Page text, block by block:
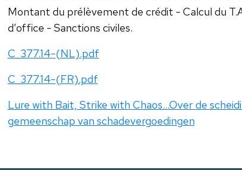
Montant du prélèvement de crédit - Calcul du
d’office - Sanctions civiles.
C_377.14-(NL).pdf
C_377.14-(FR).pdf
Lure with Bait, Strike with Chaos…Over de
gemeenschap van schadevergoedingen